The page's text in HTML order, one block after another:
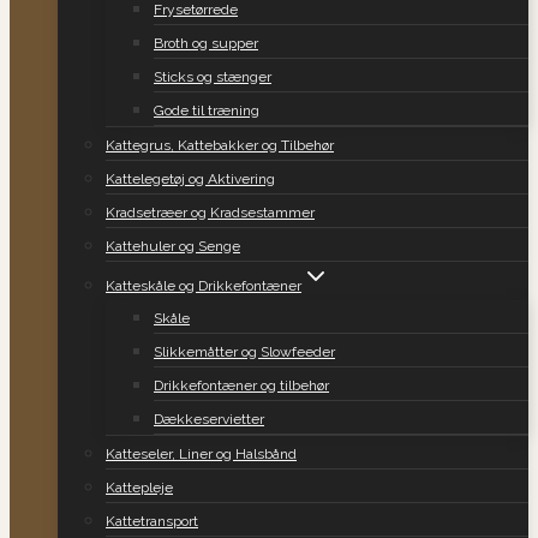
Frysetørrede
Broth og supper
Sticks og stænger
Gode til træning
Kattegrus, Kattebakker og Tilbehør
Kattelegetøj og Aktivering
Kradsetræer og Kradsestammer
Kattehuler og Senge
Katteskåle og Drikkefontæner
Skåle
Slikkemåtter og Slowfeeder
Drikkefontæner og tilbehør
Dækkeservietter
Katteseler, Liner og Halsbånd
Kattepleje
Kattetransport